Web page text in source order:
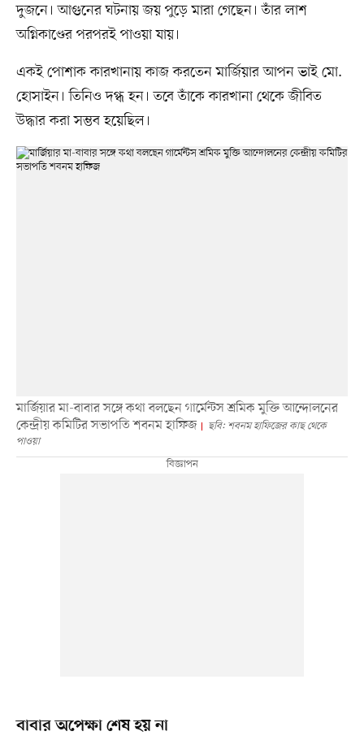
দুজনে। আগুনের ঘটনায় জয় পুড়ে মারা গেছেন। তাঁর লাশ
অগ্নিকাণ্ডের পরপরই পাওয়া যায়।
একই পোশাক কারখানায় কাজ করতেন মার্জিয়ার আপন ভাই মো.
হোসাইন। তিনিও দগ্ধ হন। তবে তাঁকে কারখানা থেকে জীবিত
উদ্ধার করা সম্ভব হয়েছিল।
মার্জিয়ার মা-বাবার সঙ্গে কথা বলছেন গার্মেন্টস শ্রমিক মুক্তি আন্দোলনের
কেন্দ্রীয় কমিটির সভাপতি শবনম হাফিজ
ছবি: শবনম হাফিজের কাছ থেকে
পাওয়া
বাবার অপেক্ষা শেষ হয় না